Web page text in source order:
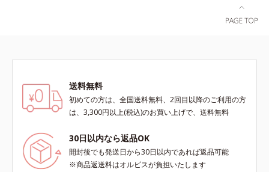
送料無料
初めての方は、全国送料無料、2回目以降のご利用の方
は、3,300円以上(税込)のお買い上げで、送料無料
30日以内なら返品OK
開封後でも発送日から30日以内であれば返品可能
※商品返送料はオルビスが負担いたします